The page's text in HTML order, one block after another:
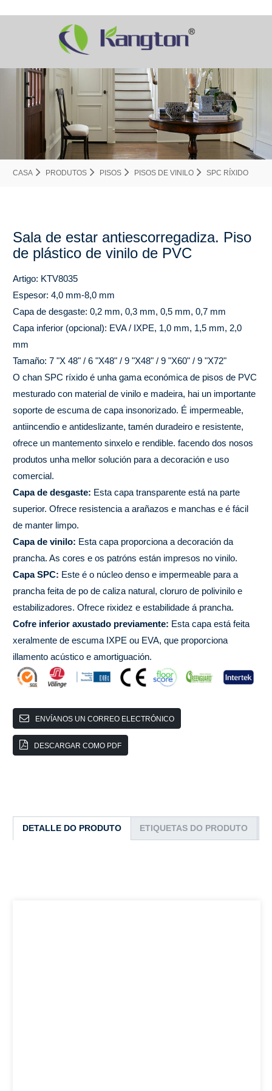
CASA PRODUTOS PISOS PISOS DE VINILO SPC RÍXIDO
Sala de estar antiescorregadiza. Piso
de plástico de vinilo de PVC
Artigo: KTV8035
Espesor: 4,0 mm-8,0 mm
Capa de desgaste: 0,2 mm, 0,3 mm, 0,5 mm, 0,7 mm
Capa inferior (opcional): EVA / IXPE, 1,0 mm, 1,5 mm, 2,0
mm
Tamaño: 7 "X 48" / 6 "X48" / 9 "X48" / 9 "X60" / 9 "X72"
O chan SPC ríxido é unha gama económica de pisos de PVC
mesturado con material de vinilo e madeira, hai un importante
soporte de escuma de capa insonorizado. É impermeable,
antiincendio e antideslizante, tamén duradeiro e resistente,
ofrece un mantemento sinxelo e rendible. facendo dos nosos
produtos unha mellor solución para a decoración e uso
comercial.
Capa de desgaste: Esta capa transparente está na parte
superior. Ofrece resistencia a arañazos e manchas e é fácil
de manter limpo.
Capa de vinilo: Esta capa proporciona a decoración da
prancha. As cores e os patróns están impresos no vinilo.
Capa SPC: Este é o núcleo denso e impermeable para a
prancha feita de po de caliza natural, cloruro de polivinilo e
estabilizadores. Ofrece rixidez e estabilidade á prancha.
Cofre inferior axustado previamente: Esta capa está feita
xeralmente de escuma IXPE ou EVA, que proporciona
illamento acústico e amortiguación.
ENVÍANOS UN CORREO ELECTRÓNICO
DESCARGAR COMO PDF
DETALLE DO PRODUTO ETIQUETAS DO PRODUTO